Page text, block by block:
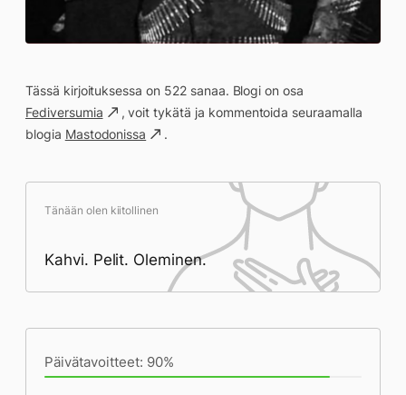
Tässä kirjoituksessa on 522 sanaa. Blogi on osa
Fediversumia
, voit tykätä ja kommentoida seuraamalla
blogia Mastodonissa .
Tänään olen kiitollinen
Kahvi. Pelit. Oleminen.
Päivätavoitteet: 90%